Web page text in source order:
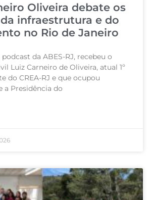
Oliveira debate os
infraestrutura e do
no Rio de Janeiro
da ABES-RJ, recebeu o
Luiz Carneiro de Oliveira, atual 1º
do CREA-RJ e que ocupou
a Presidência do